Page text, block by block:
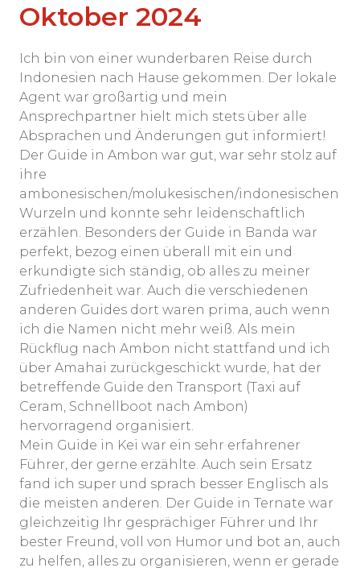
Oktober 2024
Ich bin von einer wunderbaren Reise durch
Indonesien nach Hause gekommen. Der lokale
Agent war großartig und mein
Ansprechpartner hielt mich stets über alle
Absprachen und Änderungen gut informiert!
Der Guide in Ambon war gut, war sehr stolz auf
ihre
ambonesischen/molukesischen/indonesischen
Wurzeln und konnte sehr leidenschaftlich
erzählen. Besonders der Guide in Banda war
perfekt, bezog einen überall mit ein und
erkundigte sich ständig, ob alles zu meiner
Zufriedenheit war. Auch die verschiedenen
anderen Guides dort waren prima, auch wenn
ich die Namen nicht mehr weiß. Als mein
Rückflug nach Ambon nicht stattfand und ich
über Amahai zurückgeschickt wurde, hat der
betreffende Guide den Transport (Taxi auf
Ceram, Schnellboot nach Ambon)
hervorragend organisiert.
Mein Guide in Kei war ein sehr erfahrener
Führer, der gerne erzählte. Auch sein Ersatz
fand ich super und sprach besser Englisch als
die meisten anderen. Der Guide in Ternate war
gleichzeitig Ihr gesprächiger Führer und Ihr
bester Freund, voll von Humor und bot an, auch
zu helfen, alles zu organisieren, wenn er gerade